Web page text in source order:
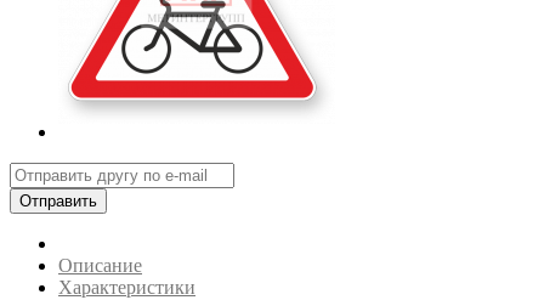
Отправить
Описание
Характеристики